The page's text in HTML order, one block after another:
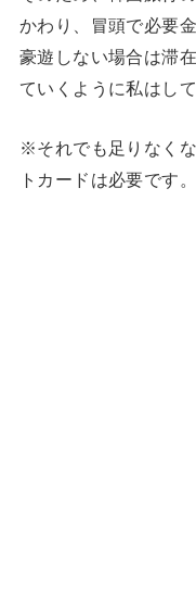
かわり、冒頭で必要
豪遊しない場合は滞
ていくように私はして
※それでも足りなく
トカードは必要です。